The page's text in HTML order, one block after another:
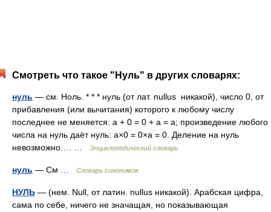
Смотреть что такое "Нуль" в других словарях:
нуль — см. Ноль. * * * нуль (от лат. nullus никакой), число 0, от
прибавления (или вычитания) которого к любому числу
последнее не меняется: a + 0 = 0 + a = a; произведение любого
числа на нуль даёт нуль: a×0 = 0×a = 0. Деление на нуль
невозможно.… …
Энциклопедический словарь
нуль — См … Словарь синонимов
НУЛЬ — (нем. Null, от латин. nullus никакой). Арабская цифра,
сама по себе, ничего не значащая, но показывающая